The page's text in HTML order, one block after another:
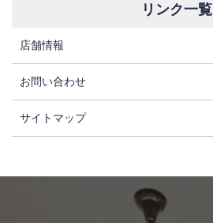
リンク一覧
店舗情報
お問い合わせ
サイトマップ